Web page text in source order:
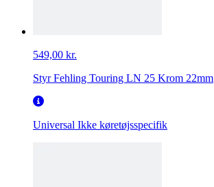
549,00 kr.
Styr Fehling Touring LN 25 Krom 22mm
Universal Ikke køretøjsspecifik